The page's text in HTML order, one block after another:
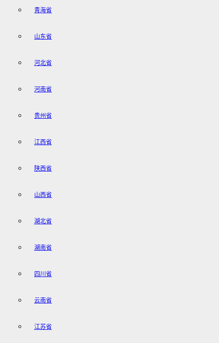
青海省
山东省
河北省
河南省
贵州省
江西省
陕西省
山西省
湖北省
湖南省
四川省
云南省
江苏省